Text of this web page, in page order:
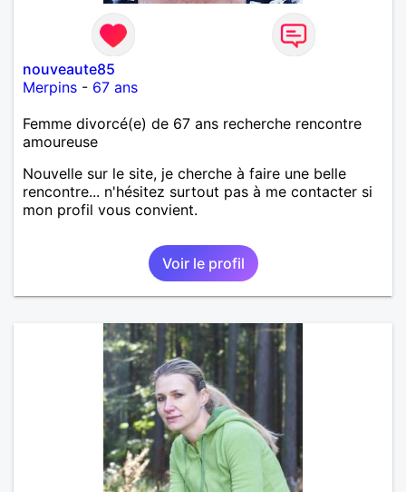
nouveaute85
Merpins - 67 ans
Femme divorcé(e) de 67 ans recherche rencontre
amoureuse
Nouvelle sur le site, je cherche à faire une belle
rencontre... n'hésitez surtout pas à me contacter si
mon profil vous convient.
Voir le profil